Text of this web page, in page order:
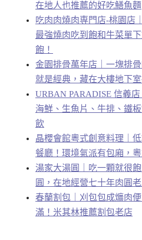
在地人也推薦的好吃鱔魚麵
吃肉肉燒肉専門店-桃園店
最強燒肉吃到飽和牛菜單
飽！
金園排骨萬年店｜一塊排
就是經典，藏在大樓地下
URBAN PARADISE 信義
海鮮、生魚片、牛排、鐵
飲
晶櫻會館粵式創意料理｜
餐廳！環境氣派有包廂，
湯家大湯圓｜吃一顆就很
圓，在地經營七十年肉圓
春蘭割包｜刈包包成爌肉
滿！米其林推薦割包老店